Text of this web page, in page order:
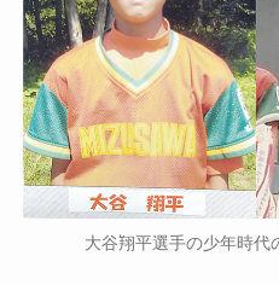
大谷翔平選手の少年時代